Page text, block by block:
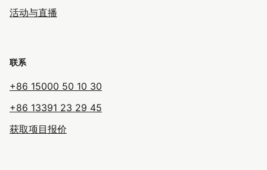
活动与直播
联系
+86 15000 50 10 30
+86 13391 23 29 45
获取项目报价